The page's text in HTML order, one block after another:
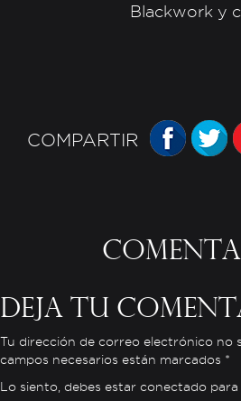
Blackwork y
COMPARTIR
Deja tu
Tu dirección de correo electrónico no
campos necesarios están marcados *
Lo siento, debes estar conectado